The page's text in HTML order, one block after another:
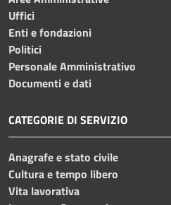
Uffici
Enti e fondazioni
Politici
Personale Amministrativo
Documenti e dati
CATEGORIE DI SERVIZIO
Anagrafe e stato civile
Cultura e tempo libero
Vita lavorativa